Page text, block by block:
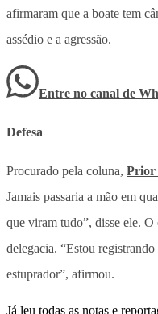
afirmaram que a boate tem
assédio e a agressão.
Entre no canal de
Defesa
Procurado pela coluna, Prior
Jamais passaria a mão em
que viram tudo”, disse ele.
delegacia. “Estou
estuprador”, afirmou.
Já leu todas as notas e